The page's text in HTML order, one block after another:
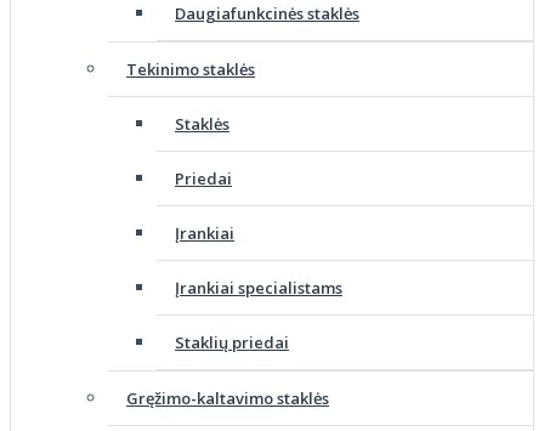
Daugiafunkcinės staklės
Tekinimo staklės
Staklės
Priedai
Įrankiai
Įrankiai specialistams
Staklių priedai
Gręžimo-kaltavimo staklės